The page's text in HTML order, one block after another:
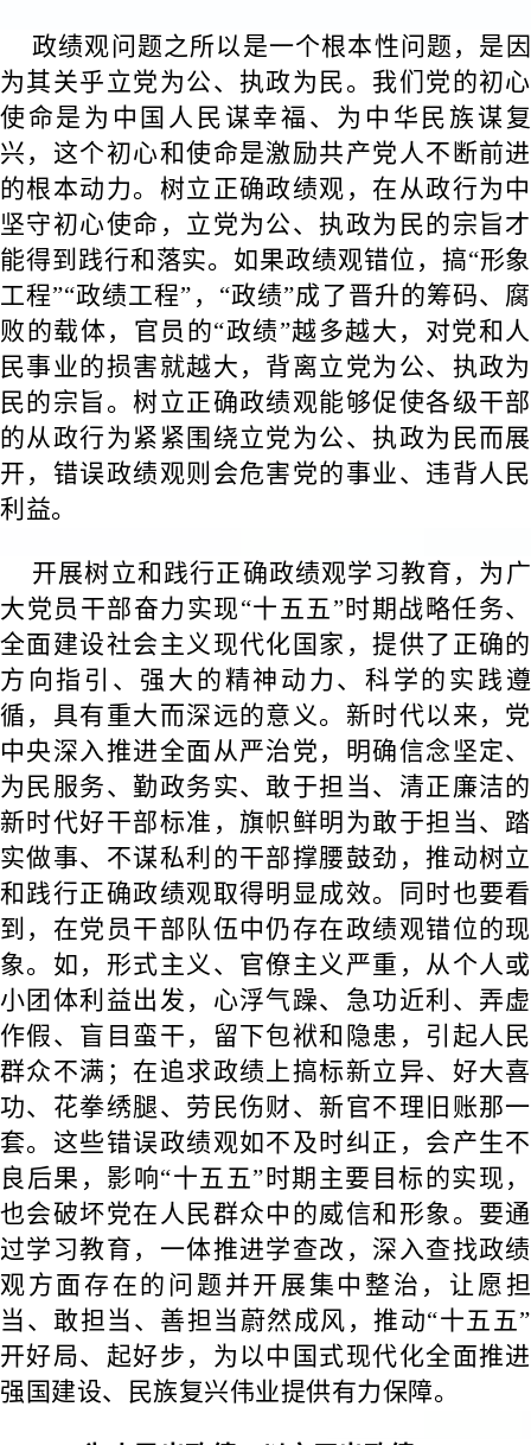
政绩观问题之所以是一个根本性问题，是因
为其关乎立党为公、执政为民。我们党的初心
使命是为中国人民谋幸福、为中华民族谋复
兴，这个初心和使命是激励共产党人不断前进
的根本动力。树立正确政绩观，在从政行为中
坚守初心使命，立党为公、执政为民的宗旨才
能得到践行和落实。如果政绩观错位，搞“形象
工程”“政绩工程”，“政绩”成了晋升的筹码、腐
败的载体，官员的“政绩”越多越大，对党和人
民事业的损害就越大，背离立党为公、执政为
民的宗旨。树立正确政绩观能够促使各级干部
的从政行为紧紧围绕立党为公、执政为民而展
开，错误政绩观则会危害党的事业、违背人民
利益。
开展树立和践行正确政绩观学习教育，为广
大党员干部奋力实现“十五五”时期战略任务、
全面建设社会主义现代化国家，提供了正确的
方向指引、强大的精神动力、科学的实践遵
循，具有重大而深远的意义。新时代以来，党
中央深入推进全面从严治党，明确信念坚定、
为民服务、勤政务实、敢于担当、清正廉洁的
新时代好干部标准，旗帜鲜明为敢于担当、踏
实做事、不谋私利的干部撑腰鼓劲，推动树立
和践行正确政绩观取得明显成效。同时也要看
到，在党员干部队伍中仍存在政绩观错位的现
象。如，形式主义、官僚主义严重，从个人或
小团体利益出发，心浮气躁、急功近利、弄虚
作假、盲目蛮干，留下包袱和隐患，引起人民
群众不满；在追求政绩上搞标新立异、好大喜
功、花拳绣腿、劳民伤财、新官不理旧账那一
套。这些错误政绩观如不及时纠正，会产生不
良后果，影响“十五五”时期主要目标的实现，
也会破坏党在人民群众中的威信和形象。要通
过学习教育，一体推进学查改，深入查找政绩
观方面存在的问题并开展集中整治，让愿担
当、敢担当、善担当蔚然成风，推动“十五五”
开好局、起好步，为以中国式现代化全面推进
强国建设、民族复兴伟业提供有力保障。